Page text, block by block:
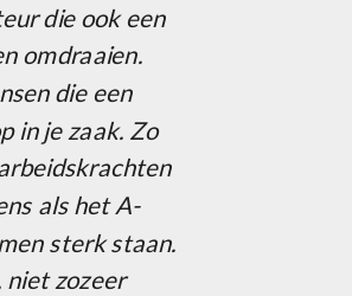
die ook een
omdraaien.
die een
in je zaak. Zo
als het A-
sterk staan.
niet zozeer